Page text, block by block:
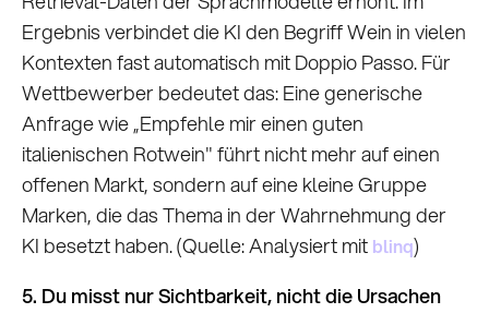
Ergebnis verbindet die KI den Begriff Wein in vielen
Kontexten fast automatisch mit Doppio Passo. Für
Wettbewerber bedeutet das: Eine generische
Anfrage wie „Empfehle mir einen guten
italienischen Rotwein" führt nicht mehr auf einen
offenen Markt, sondern auf eine kleine Gruppe
Marken, die das Thema in der Wahrnehmung der
KI besetzt haben. (Quelle: Analysiert mit blinq)
5. Du misst nur Sichtbarkeit, nicht die Ursachen